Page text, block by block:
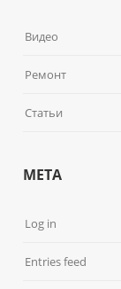
Видео
Ремонт
Статьи
META
Log in
Entries feed